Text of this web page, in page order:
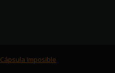
Cápsula Imposible